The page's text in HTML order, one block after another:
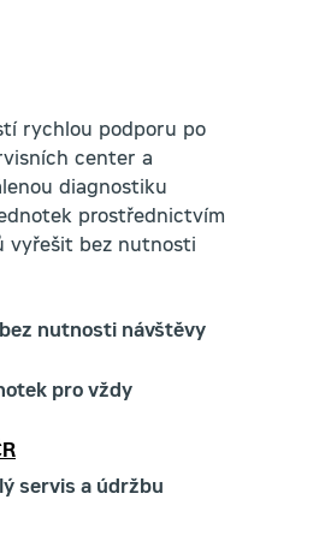
rychlou podporu po
center a
diagnostiku
prostřednictvím
vyřešit bez nutnosti
nutnosti návštěvy
pro vždy
servis a údržbu